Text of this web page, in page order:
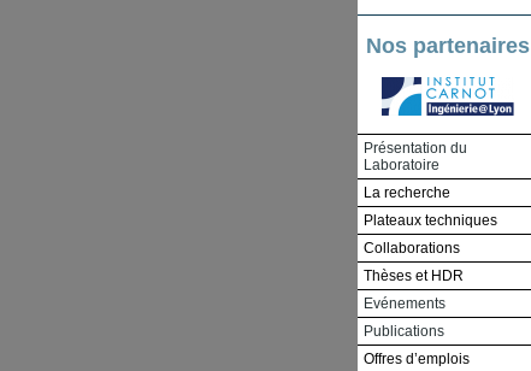
Nos partenaires
Présentation du
Laboratoire
La recherche
Plateaux techniques
Collaborations
Thèses et HDR
Evénements
Publications
Offres d’emplois